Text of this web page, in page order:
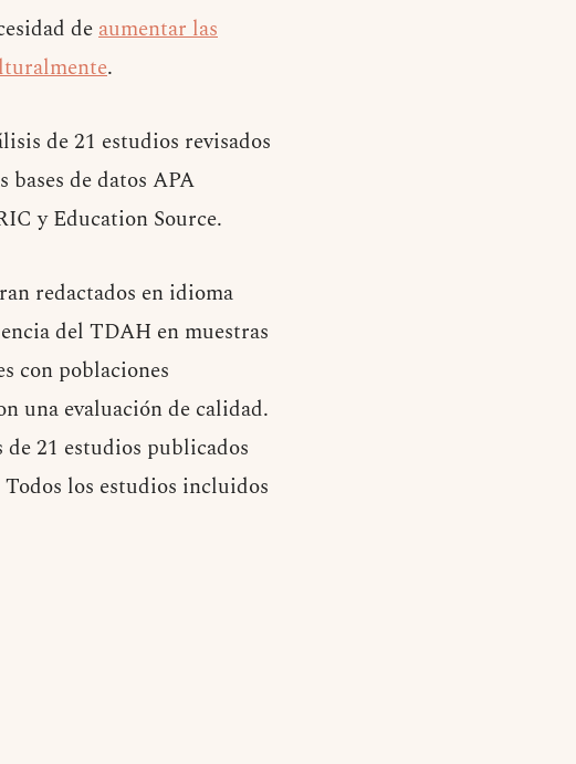
deaumentar las
.
de 21 estudios revisados
de datos APA
y Education Source.
redactados en idioma
del TDAH en muestras
con poblaciones
una evaluación de calidad.
21 estudios publicados
los estudios incluidos